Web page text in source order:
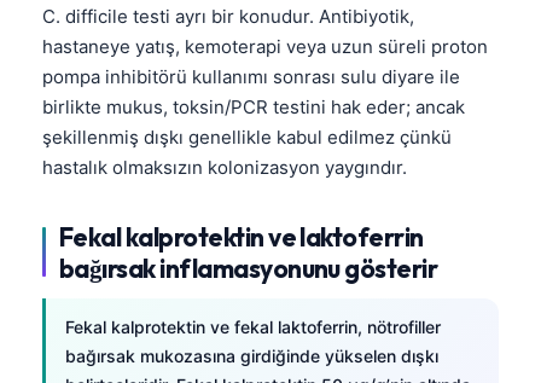
C. difficile testi ayrı bir konudur. Antibiyotik,
hastaneye yatış, kemoterapi veya uzun süreli proton
pompa inhibitörü kullanımı sonrası sulu diyare ile
birlikte mukus, toksin/PCR testini hak eder; ancak
şekillenmiş dışkı genellikle kabul edilmez çünkü
hastalık olmaksızın kolonizasyon yaygındır.
Fekal kalprotektin ve laktoferrin
bağırsak inflamasyonunu gösterir
Fekal kalprotektin ve fekal laktoferrin, nötrofiller
bağırsak mukozasına girdiğinde yükselen dışkı